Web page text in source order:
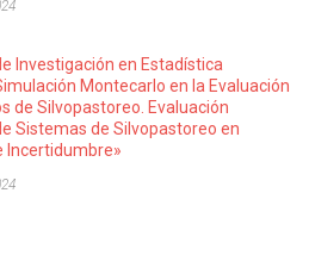
Investigación en Estadística
Montecarlo en la Evaluación
de Silvopastoreo. Evaluación
Sistemas de Silvopastoreo en
Incertidumbre»